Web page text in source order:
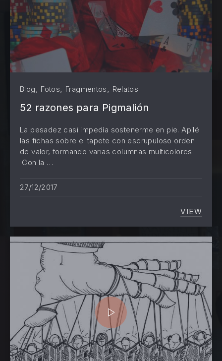
Blog Fotos Fragmentos Relatos
52 razones para Pigmalión
La pesadez casi impedía sostenerme en pie. Apilé
las fichas sobre el tapete con escrupuloso orden
de valor, formando varias columnas multicolores.
Con la …
27/12/2017
VIEW
52